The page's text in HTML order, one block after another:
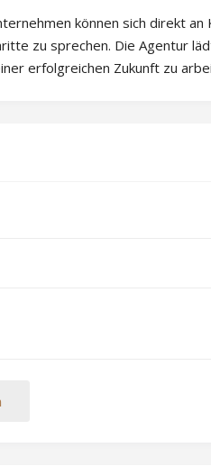
können sich direkt
zu sprechen. Die Agentur
erfolgreichen Zukunft zu